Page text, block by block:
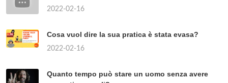
2022-02-16
Cosa vuol dire la sua pratica è stata evasa?
2022-02-16
Quanto tempo può stare un uomo senza avere